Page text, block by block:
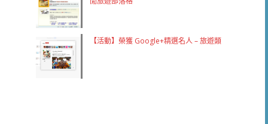
【活動】榮獲 Google+精選名人 – 旅遊類